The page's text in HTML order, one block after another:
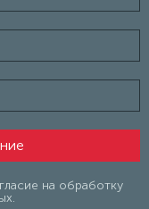
на обработку